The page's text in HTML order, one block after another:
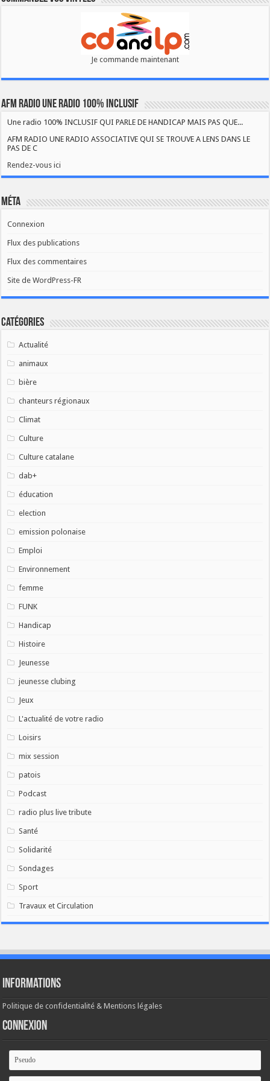
Je commande maintenant
AFM RADIO UNE RADIO 100% INCLUSIF
Une radio 100% INCLUSIF QUI PARLE DE HANDICAP MAIS PAS QUE...
AFM RADIO UNE RADIO ASSOCIATIVE QUI SE TROUVE A LENS DANS LE
PAS DE C
Rendez-vous ici
Méta
Connexion
Flux des publications
Flux des commentaires
Site de WordPress-FR
Catégories
Actualité
animaux
bière
chanteurs régionaux
Climat
Culture
Culture catalane
dab+
éducation
election
emission polonaise
Emploi
Environnement
femme
FUNK
Handicap
Histoire
Jeunesse
jeunesse clubing
Jeux
L'actualité de votre radio
Loisirs
mix session
patois
Podcast
radio plus live tribute
Santé
Solidarité
Sondages
Sport
Travaux et Circulation
Informations
Politique de confidentialité & Mentions légales
Connexion